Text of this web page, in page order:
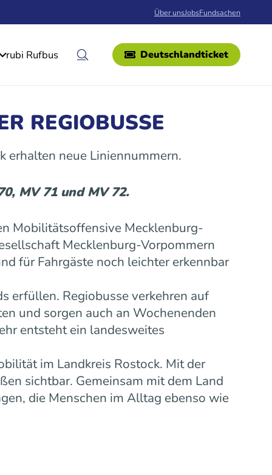
Über unsJobsFundsachen
rubi Rufbus Deutschlandticket
REGIOBUSSE
erhalten neue Liniennummern.
MV 71 und MV 72.
Mobilitätsoffensive Mecklenburg-
Mecklenburg-Vorpommern
für Fahrgäste noch leichter erkennbar
erfüllen. Regiobusse verkehren auf
und sorgen auch an Wochenenden
entsteht ein landesweites
im Landkreis Rostock. Mit der
sichtbar. Gemeinsam mit dem Land
die Menschen im Alltag ebenso wie